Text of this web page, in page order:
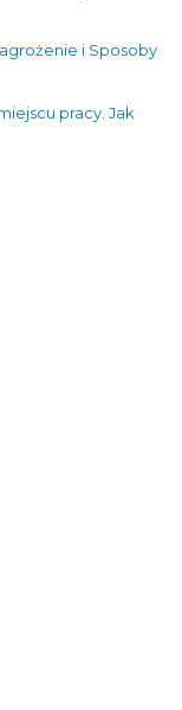
i Sposoby
pracy. Jak